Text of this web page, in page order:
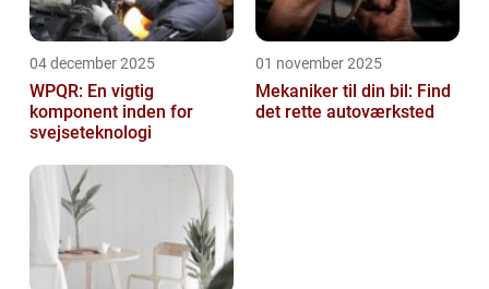
04 december 2025
WPQR: En vigtig
komponent inden for
svejseteknologi
01 november 2025
Mekaniker til din bil: Find
det rette autoværksted